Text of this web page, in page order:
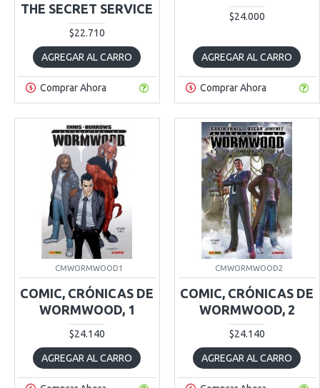
THE SECRET SERVICE
$22.710
AGREGAR AL CARRO
Comprar Ahora
$24.000
AGREGAR AL CARRO
Comprar Ahora
CMWORMWOOD1
COMIC, CRÓNICAS DE
WORMWOOD, 1
$24.140
AGREGAR AL CARRO
CMWORMWOOD2
COMIC, CRÓNICAS DE
WORMWOOD, 2
$24.140
AGREGAR AL CARRO